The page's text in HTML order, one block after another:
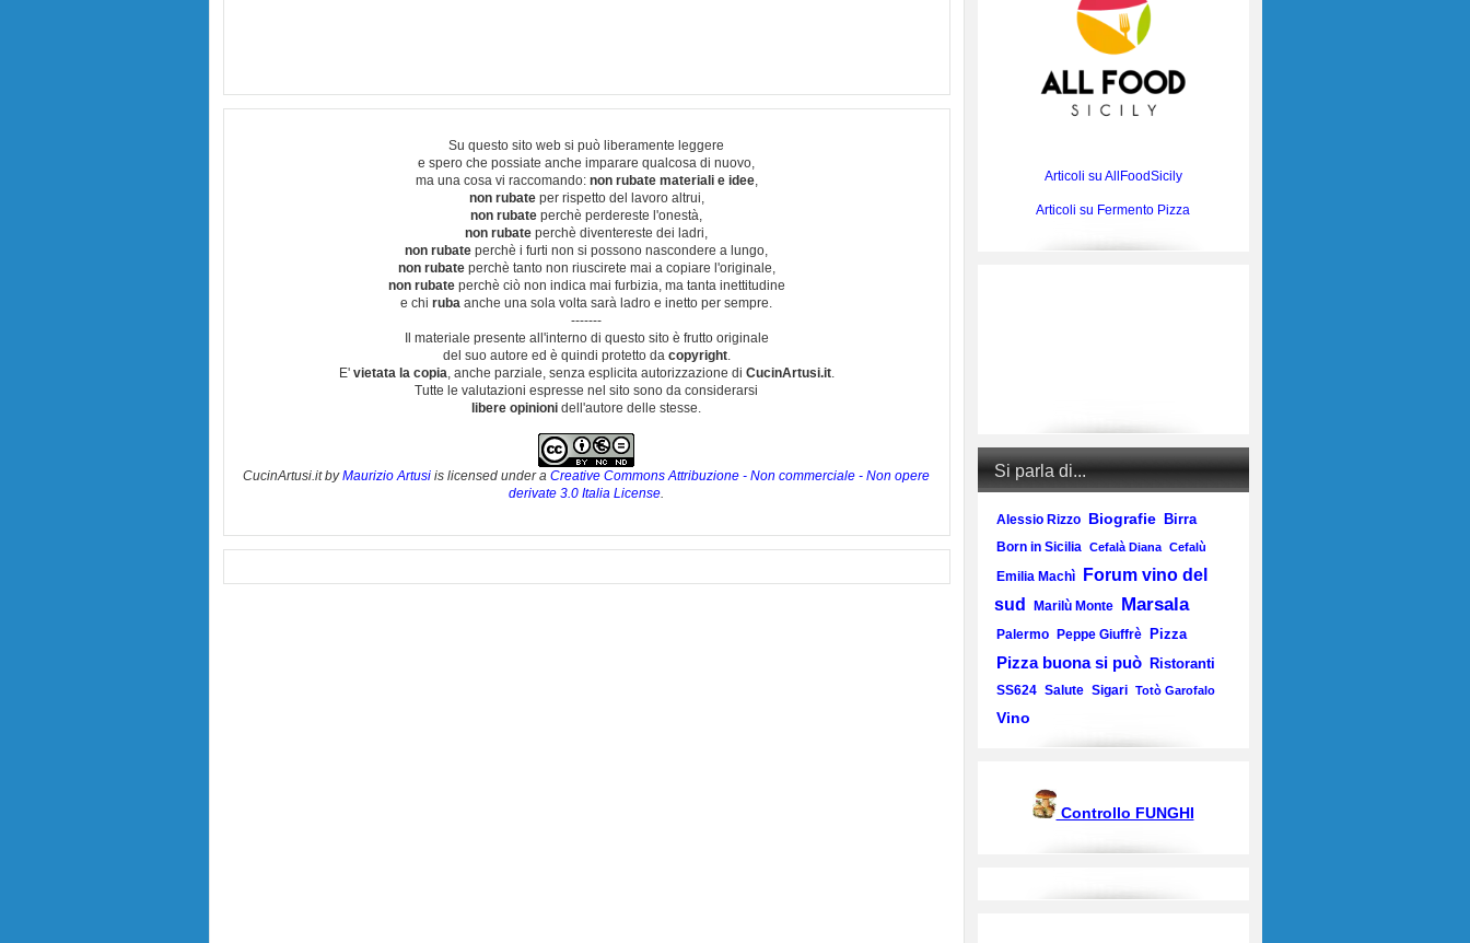
Su questo sito web si può liberamente leggere
e spero che possiate anche imparare qualcosa di nuovo,
ma una cosa vi raccomando: non rubate materiali e idee,
non rubateper rispetto del lavoro altrui,
non rubate perchè perdereste l'onestà,
non rubate perchè diventereste dei ladri,
non rubate perchè i furti non si possono nascondere a lungo,
non rubateperchè tanto non riuscirete mai a copiare l'originale,
non rubateperchè ciò non indica mai furbizia, ma tanta inettitudine
e chi ruba anche una sola volta sarà ladro e inetto per sempre.
-------
Il materiale presente all'interno di questo sito è frutto originale
del suo autore ed è quindi protetto da copyright.
E' vietata la copia, anche parziale, senza esplicita autorizzazione di CucinArtusi.it.
Tutte le valutazioni espresse nel sito sono da considerarsi
libere opinioni dell'autore delle stesse.
CucinArtusi.itbyMaurizio Artusi is licensed under a Creative Commons Attribuzione - Non commerciale - Non opere
derivate 3.0 Italia License.
Articoli su AllFoodSicily
Articoli su Fermento Pizza
Si parla di...
Alessio Rizzo Biografie Birra
Born in Sicilia Cefalà Diana Cefalù
Emilia Machì
Forum vino del
sud
Marilù Monte Marsala
Palermo Peppe Giuffrè Pizza
Pizza buona si può Ristoranti
SS624 Salute Sigari Totò Garofalo
Vino
Controllo FUNGHI